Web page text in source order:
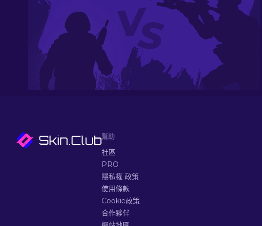
幫助
社區
PRO
隱私權 政策
使用條款
Cookie政策
合作夥伴